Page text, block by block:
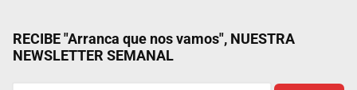
RECIBE "Arranca que nos vamos", NUESTRA
NEWSLETTER SEMANAL